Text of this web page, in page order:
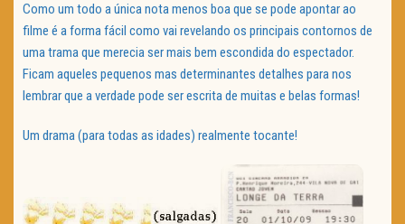
Como um todo a única nota menos boa que se pode apontar ao
filme é a forma fácil como vai revelando os principais contornos de
uma trama que merecia ser mais bem escondida do espectador.
Ficam aqueles pequenos mas determinantes detalhes para nos
lembrar que a verdade pode ser escrita de muitas e belas formas!
Um drama (para todas as idades) realmente tocante!